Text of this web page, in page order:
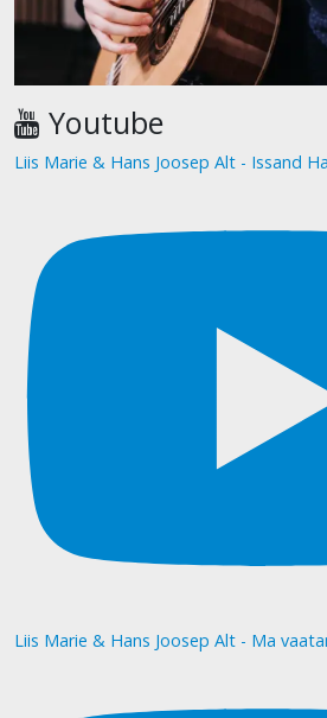
Youtube
Liis Marie & Hans Joosep Alt - Issand
Liis Marie & Hans Joosep Alt - Ma